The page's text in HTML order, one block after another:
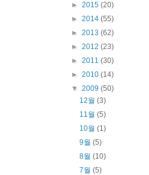
► 2015 (20)
► 2014 (55)
► 2013 (62)
► 2012 (23)
► 2011 (30)
► 2010 (14)
▼ 2009 (50)
12월(3)
11월(5)
10월(1)
9월(5)
8월(10)
7월(5)